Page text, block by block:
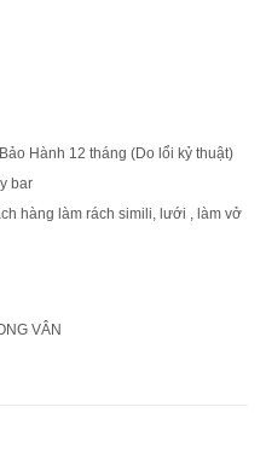
Hành 12 tháng (Do lổi kỷ thuật)
bar
hàng làm rách simili, lưới , làm vở
VÂN